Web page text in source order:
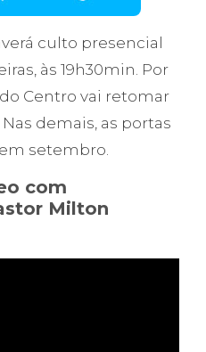
culto presencial
às 19h30min. Por
Centro vai retomar
demais, as portas
setembro.
com
Milton